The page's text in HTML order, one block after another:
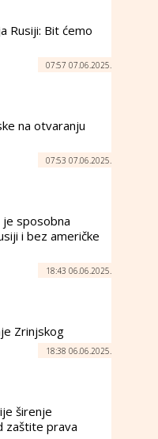
Rusiji: Bit ćemo
07:57 07.06.2025.
na otvaranju
07:53 07.06.2025.
je sposobna
i bez američke
18:43 06.06.2025.
Zrinjskog
18:38 06.06.2025.
širenje
zaštite prava